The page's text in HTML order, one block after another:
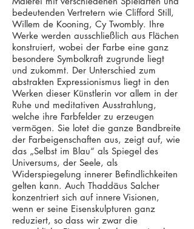
bedeutenden Vertretern wie Clifford Still,
Willem de Kooning, Cy Twombly. Ihre
Werke werden ausschließlich aus Flächen
konstruiert, wobei der Farbe eine ganz
besondere Symbolkraft zugrunde liegt
und zukommt. Der Unterschied zum
abstrakten Expressionismus liegt in den
Werken dieser Künstlerin vor allem in der
Ruhe und meditativen Ausstrahlung,
welche ihre Farbfelder zu erzeugen
vermögen. Sie lotet die ganze Bandbreite
der Farbeigenschaften aus, zeigt auf, wie
das „Selbst im Blau“ als Spiegel des
Universums, der Seele, als
Widerspiegelung innerer Befindlichkeiten
gelten kann. Auch Thaddäus Salcher
konzentriert sich auf innere Visionen,
wenn er seine Eisenskulpturen ganz
reduziert, so dass wir zwar die